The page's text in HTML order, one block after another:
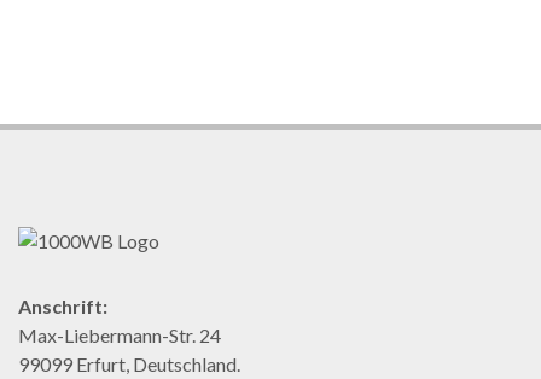
Anschrift:
Max-Liebermann-Str. 24
99099 Erfurt, Deutschland.